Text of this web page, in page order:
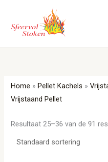
inhoud
Home » Pellet Kachels »
Vrijstaand Pellet
Resultaat 25–36 van de 91